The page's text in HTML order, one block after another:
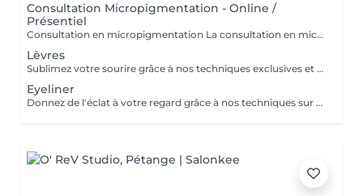
Consultation Micropigmentation - Online /
Présentiel
Consultation en micropigmentation La consultation en micropigmentation est une étape essentielle avant toute prestation en maquillage permanent. Elle permet de comprendre vos besoins, d'analyser votre peau et de définir un protocole entièrement personnalisé en fonction de votre morphologie, de votre carnation, de votre mode de vie et du résultat souhaité. Ce rendez-vous comprend un échange approfondi sur vos attentes, une analyse de la zone à traiter ainsi que des conseils professionnels sur la technique, la forme et les pigments les plus adaptés. C'est également un moment privilégié pour répondre à toutes vos questions et s'assurer de l'absence de contre-indications. Le montant de la consultation est déduit du tarif de la prestation si l'intervention est réalisée dans un délai de 2 mois suivant celle-ci. Cette étape est indispensable afin de garantir un résultat harmonieux, naturel et parfaitement adapté à votre visage et à votre quotidien.
Lèvres
Sublimez votre sourire grâce à nos techniques exclusives et personnalisées
Eyeliner
Donnez de l'éclat à votre regard grâce à nos techniques sur mesure, conçues spécialement pour vous. La retouche est inclus dans le tarif